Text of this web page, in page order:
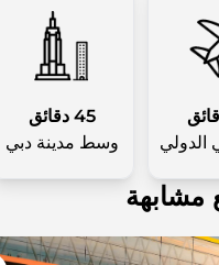
الدولي
45 دقائق
وسط مدينة دبي
مشابهة